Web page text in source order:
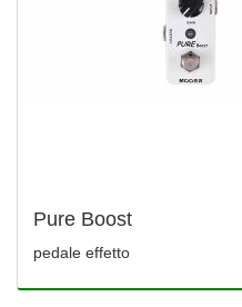
Pure Boost
pedale effetto